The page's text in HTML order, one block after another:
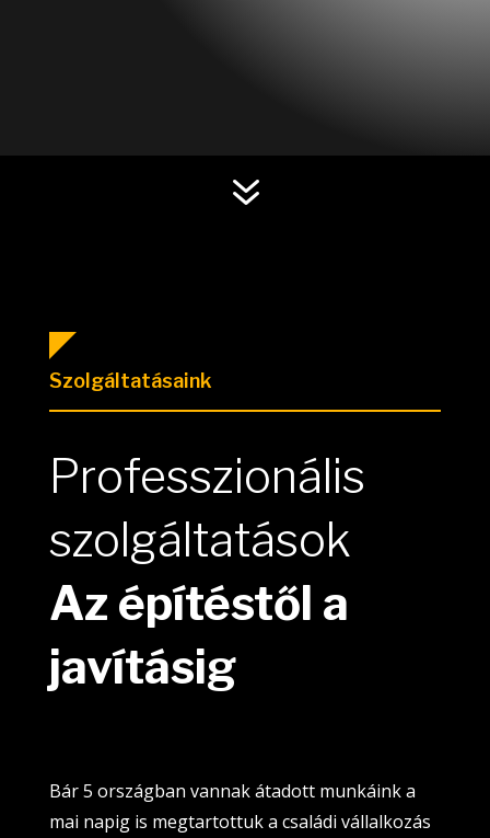
7
Szolgáltatásaink
Professzionális
szolgáltatások
Az építéstől a
javításig
Bár 5 országban vannak átadott munkáink a
mai napig is megtartottuk a családi vállalkozás